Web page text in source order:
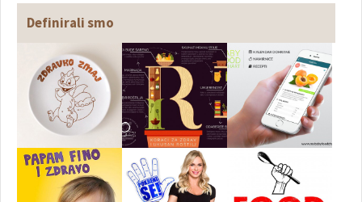
Definirali smo